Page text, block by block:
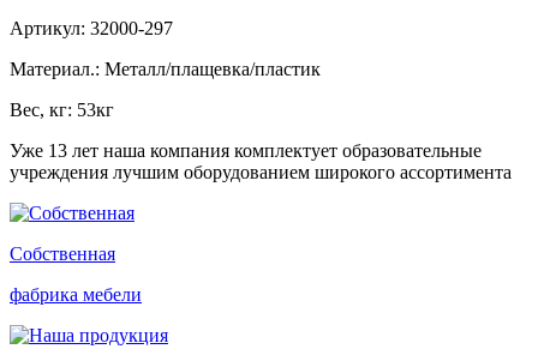
Артикул: 32000-297
Материал.: Металл/плащевка/пластик
Вес, кг: 53кг
Уже 13 лет наша компания комплектует образовательные
учреждения лучшим оборудованием широкого ассортимента
Собственная
фабрика мебели